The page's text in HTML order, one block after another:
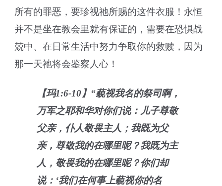
所有的罪恶，要珍视祂所赐的这件衣服！永恒
并不是坐在教会里就有保证的，需要在恐惧战
兢中、在日常生活中努力争取你的救赎，因为
那一天祂将会鉴察人心！
【玛1:6-10】“藐视我名的祭司啊，
万军之耶和华对你们说：儿子尊敬
父亲，仆人敬畏主人；我既为父
亲，尊敬我的在哪里呢？我既为主
人，敬畏我的在哪里呢？你们却
说：‘我们在何事上藐视你的名